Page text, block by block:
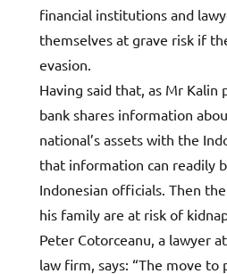
financial institutions and
themselves at grave risk if
evasion.
Having said that, as Mr Kalin
bank shares information
national’s assets with the
that information can readily
Indonesian officials. Then
his family are at risk of
Peter Cotorceanu, a lawyer
law firm, says: “The move